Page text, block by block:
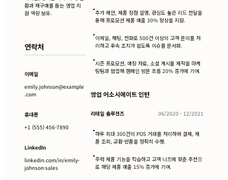
환과 재구매를 돕는 영업 지
원 역량 보유.
연락처
이메일
emily.johnson@example
.com
휴대폰
+1 (555) 456-7890
LinkedIn
linkedin.com/in/emily-
johnson-sales
•추가 제안, 제품 장점 설명, 관심도 높은 리드 전달을
통해 프로모션 제품 매출 30% 향상을 지원.
•이메일, 채팅, 전화로 500건 이상의 고객 문의를 처
리하고 후속 조치가 쉽도록 이슈를 문서화.
•시즌 프로모션, 매장 자료, 소셜 게시물 제작을 마케
팅팀과 협업해 캠페인 방문 흐름 20% 증가에 기여.
영업 어소시에이트 인턴
리테일 솔루션즈 06/2020 - 12/2021
•하루 최대 300건의 POS 거래를 처리하며 결제, 제
품 조회, 교환·반품을 정확히 수행.
•주력 제품 기능을 학습하고 고객 니즈에 맞춘 추천으
로 해당 제품 매출 15% 증가에 기여.